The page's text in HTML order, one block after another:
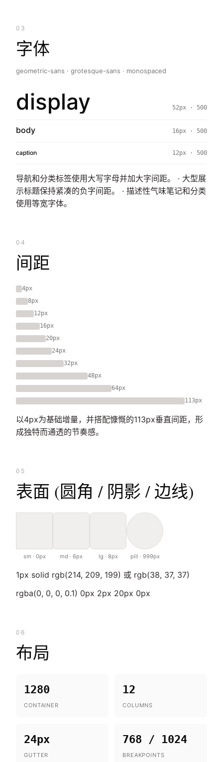
03
字体
geometric-sans · grotesque-sans · monospaced
display 52px · 500
body 16px · 500
caption 12px · 500
导航和分类标签使用大写字母并加大字间距。 · 大型展
示标题保持紧凑的负字间距。 · 描述性气味笔记和分类
使用等宽字体。
04
间距
4px
8px
12px
16px
20px
24px
32px
48px
64px
113px
以4px为基础增量，并搭配慷慨的113px垂直间距，形
成独特而通透的节奏感。
05
表面 (圆角 / 阴影 / 边线)
sm · 0px md · 6px lg · 8px pill · 999px
1px solid rgb(214, 209, 199) 或 rgb(38, 37, 37)
rgba(0, 0, 0, 0.1) 0px 2px 20px 0px
06
布局
1280
CONTAINER
12
COLUMNS
24px
GUTTER
768 / 1024
BREAKPOINTS